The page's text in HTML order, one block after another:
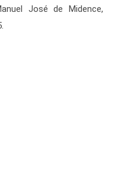
José de Midence,